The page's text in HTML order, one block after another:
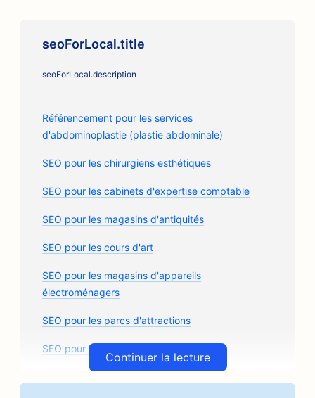
seoForLocal.title
seoForLocal.description
Référencement pour les services
d'abdominoplastie (plastie abdominale)
SEO pour les chirurgiens esthétiques
SEO pour les cabinets d'expertise comptable
SEO pour les magasins d'antiquités
SEO pour les cours d'art
SEO pour les magasins d'appareils
électroménagers
SEO pour les parcs d'attractions
SEO pour les arcades
Continuer la lecture